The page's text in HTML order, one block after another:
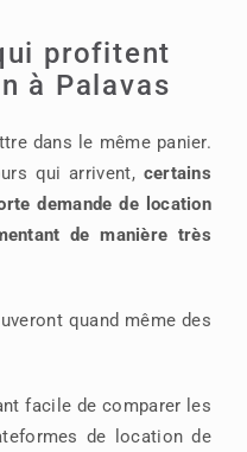
profitent
à Palavas
dans le même panier.
qui arrivent, certains
demande de location
de manière très
quand même des
facile de comparer les
de location de